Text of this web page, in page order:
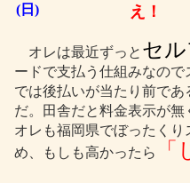
(日)
え！
オレは最近ずっと セ
ードで支払う仕組みなの
では後払いが当たり前で
だ。田舎だと料金表示が
オレも福岡県でぼったく
め、もしも高かったら